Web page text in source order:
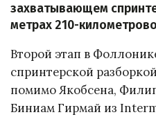
захватывающем
метрах 210-
Второй этап в
спринтерской
помимо Якобсена,
Биниам Гирмай из